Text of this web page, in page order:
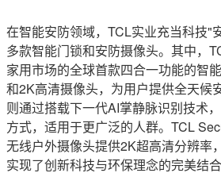
在智能安防领域，TCL实业充当科技"
多款智能门锁和安防摄像头。其中，
家用市场的全球首款四合一功能的智
和2K高清摄像头，为用户提供全天候
则通过搭载下一代AI掌静脉识别技术
方式，适用于更广泛的人群。TCL
无线户外摄像头提供2K超高清分辨率
实现了创新科技与环保理念的完美结合